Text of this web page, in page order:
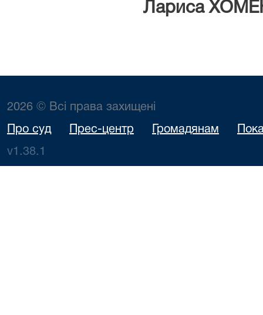
Лариса
2026 © Всі права захищені
Про суд Прес-центр Громадянам
v1.38.1